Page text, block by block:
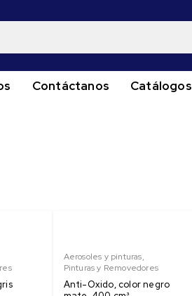
Contáctanos Catálogos
Aerosoles y pinturas,
Pinturas y Removedores
Anti-Oxido, color negro